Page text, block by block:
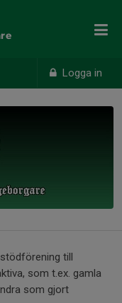
Logga in
till
som t.ex. gamla
som gjort